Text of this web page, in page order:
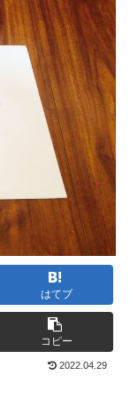
はてブ
コピー
2022.04.29